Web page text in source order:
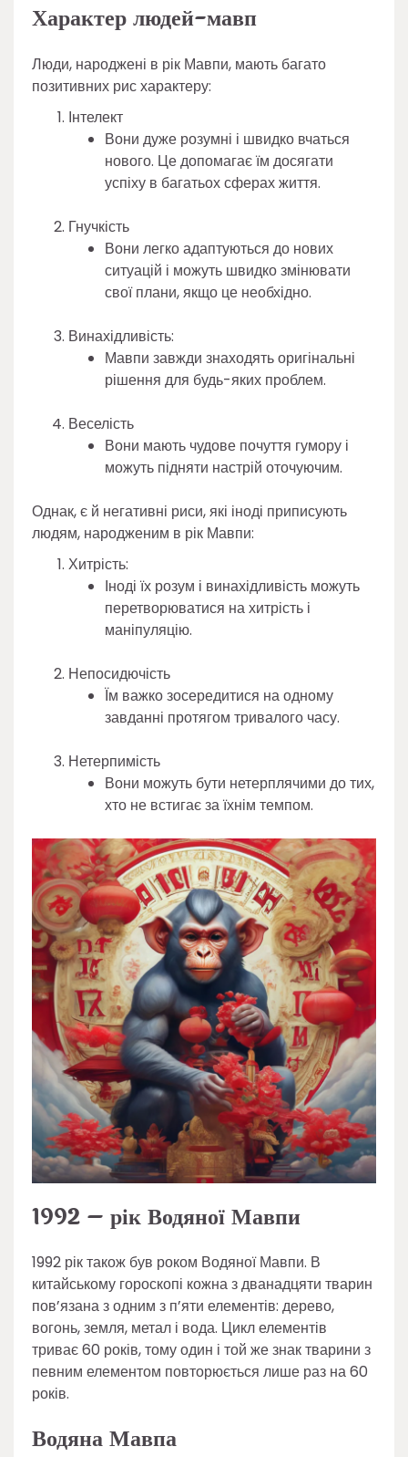
Характер людей-мавп
Люди, народжені в рік Мавпи, мають багато
позитивних рис характеру:
Інтелект
Вони дуже розумні і швидко вчаться
нового. Це допомагає їм досягати
успіху в багатьох сферах життя.
Гнучкість
Вони легко адаптуються до нових
ситуацій і можуть швидко змінювати
свої плани, якщо це необхідно.
Винахідливість:
Мавпи завжди знаходять оригінальні
рішення для будь-яких проблем.
Веселість
Вони мають чудове почуття гумору і
можуть підняти настрій оточуючим.
Однак, є й негативні риси, які іноді приписують
людям, народженим в рік Мавпи:
Хитрість:
Іноді їх розум і винахідливість можуть
перетворюватися на хитрість і
маніпуляцію.
Непосидючість
Їм важко зосередитися на одному
завданні протягом тривалого часу.
Нетерпимість
Вони можуть бути нетерплячими до тих,
хто не встигає за їхнім темпом.
1992 – рік Водяної Мавпи
1992 рік також був роком Водяної Мавпи. В
китайському гороскопі кожна з дванадцяти тварин
пов’язана з одним з п’яти елементів: дерево,
вогонь, земля, метал і вода. Цикл елементів
триває 60 років, тому один і той же знак тварини з
певним елементом повторюється лише раз на 60
років.
Водяна Мавпа